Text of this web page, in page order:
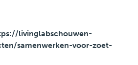
livinglabschouwen-
samenwerken-voor-zoet-